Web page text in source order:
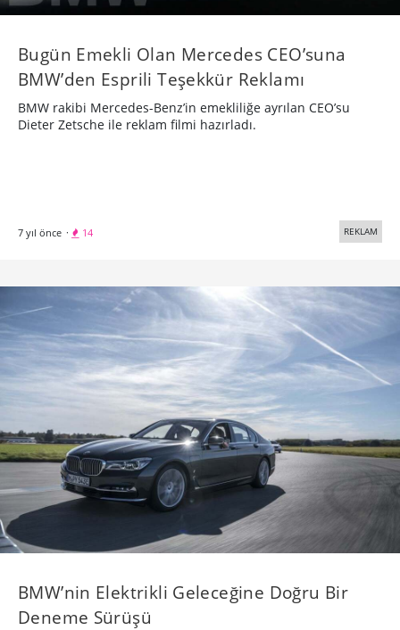
Bugün Emekli Olan Mercedes CEO’suna
BMW’den Esprili Teşekkür Reklamı
BMW rakibi Mercedes-Benz’in emekliliğe ayrılan CEO’su
Dieter Zetsche ile reklam filmi hazırladı.
7 yıl önce · 14 REKLAM
BMW’nin Elektrikli Geleceğine Doğru Bir
Deneme Sürüşü